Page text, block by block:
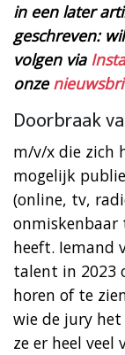
in een later
geschreven:
volgen via
onze
Doorbraak
m/v/x die zich
mogelijk
(online, tv,
onmiskenbaar
heeft. Iemand
talent in 2023
horen of te
wie de jury
ze er heel veel